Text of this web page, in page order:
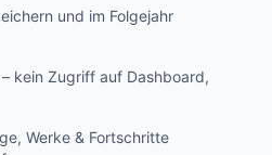
und im Folgejahr
– kein Zugriff auf Dashboard,
Werke & Fortschritte